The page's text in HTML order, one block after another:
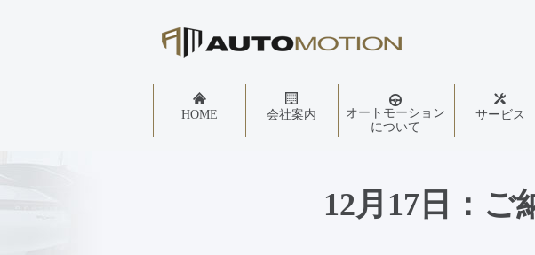
HOME 会社案内
オートモーション
について
サービス
12月17日：